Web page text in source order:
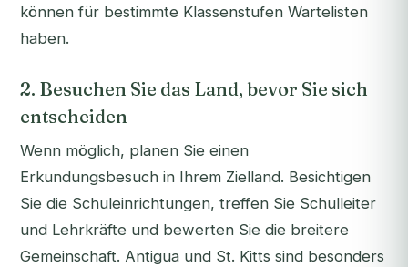
können für bestimmte Klassenstufen Wartelisten
haben.
2. Besuchen Sie das Land, bevor Sie sich
entscheiden
Wenn möglich, planen Sie einen
Erkundungsbesuch in Ihrem Zielland. Besichtigen
Sie die Schuleinrichtungen, treffen Sie Schulleiter
und Lehrkräfte und bewerten Sie die breitere
Gemeinschaft. Antigua und St. Kitts sind besonders